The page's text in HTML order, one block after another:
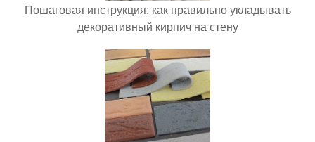
Пошаговая инструкция: как правильно укладывать
декоративный кирпич на стену